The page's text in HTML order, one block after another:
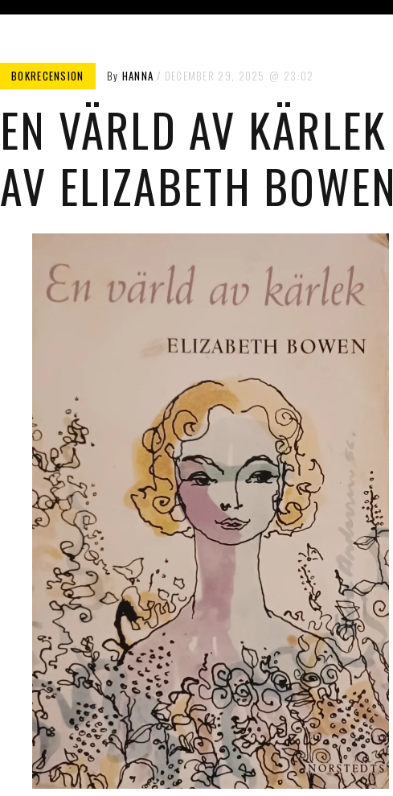
BOKRECENSION By HANNA DECEMBER 29, 2025 23:02
EN VÄRLD AV KÄRLEK
AV ELIZABETH BOWEN